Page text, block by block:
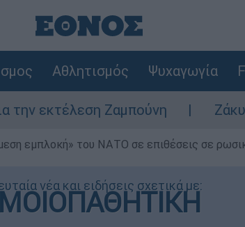
Αθλητισμός Ψυχαγωγία
Ζαμπούνη
εμπλοκή» του ΝΑΤΟ σε επιθέσεις σε
νέα και ειδήσεις σχετικά με: